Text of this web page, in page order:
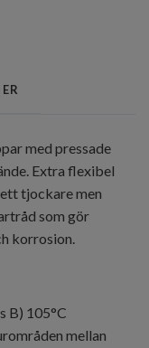
med pressade
Extra flexibel
tjockare men
som gör
korrosion.
B) 105°C
mellan